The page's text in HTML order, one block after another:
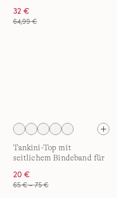
mit D-Cups
32 €
64,99 €
Tankini-Top mit
seitlichem Bindeband für
20 €
65 € – 75 €